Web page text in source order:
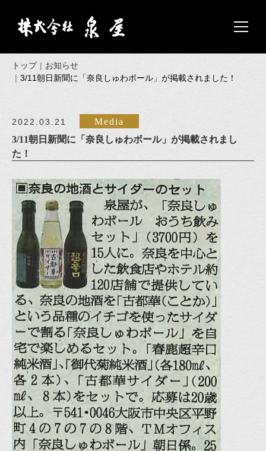
トップ
お知らせ
3/11朝日新聞に「奈良しゅわボール」が掲載されました！
2022.03.21
Media
3/11朝日新聞に「奈良しゅわボール」が掲載されまし
た！